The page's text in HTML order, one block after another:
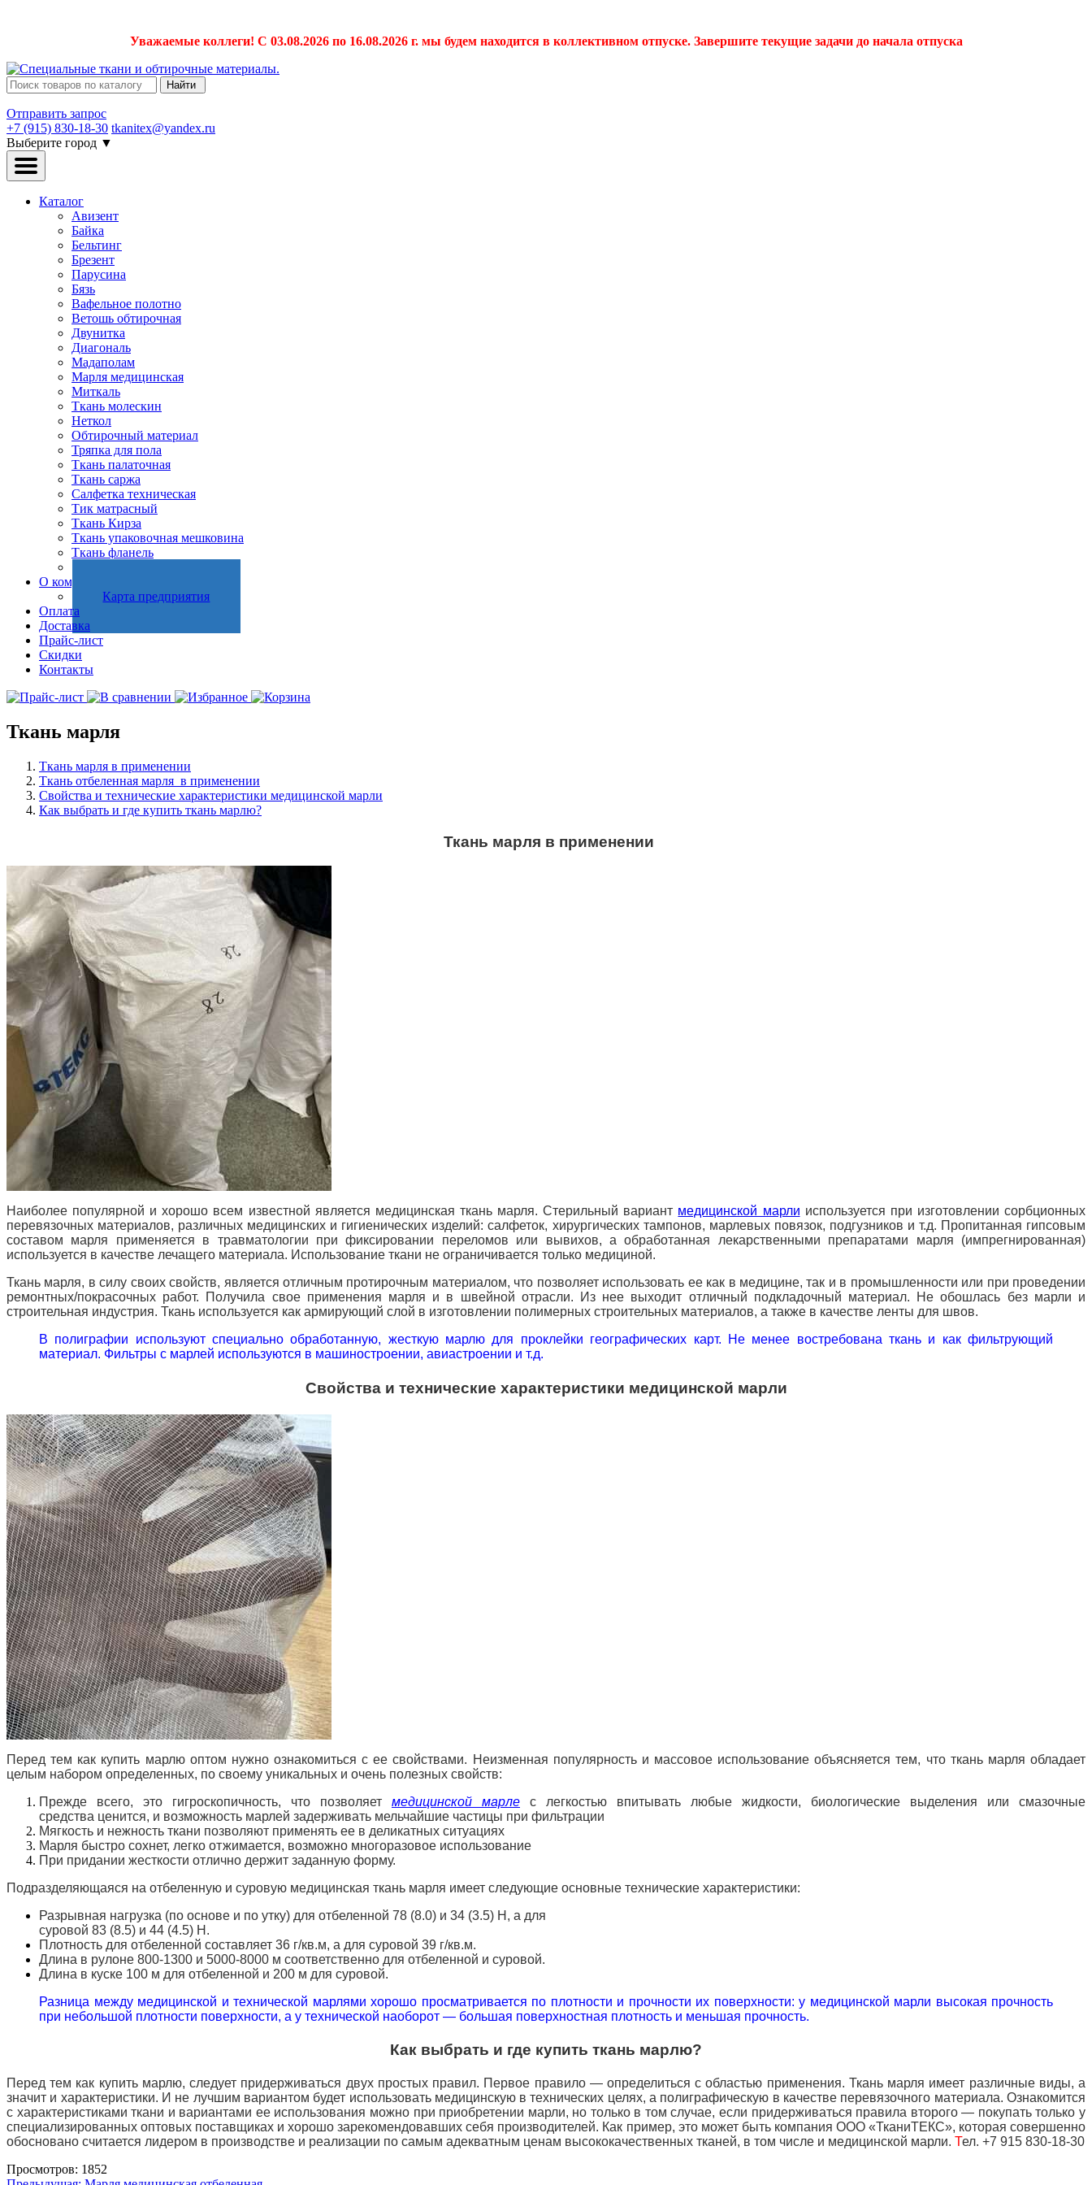
Уважаемые коллеги! С 03.08.2026 по 16.08.2026 г. мы будем находится в коллективном отпуске. Завершите текущие задачи до начала отпуска
Найти
Отправить запрос
+7 (915) 830-18-30 tkanitex@yandex.ru
Выберите город ▼
Каталог
Авизент
Байка
Бельтинг
Брезент
Парусина
Бязь
Вафельное полотно
Ветошь обтирочная
Двунитка
Диагональ
Мадаполам
Марля медицинская
Миткаль
Ткань молескин
Неткол
Обтирочный материал
Тряпка для пола
Ткань палаточная
Ткань саржа
Салфетка техническая
Тик матрасный
Ткань Кирза
Ткань упаковочная мешковина
Ткань фланель
О компании
Карта предприятия
Оплата
Доставка
Прайс-лист
Скидки
Контакты
Ткань марля
Ткань марля в применении
Ткань отбеленная марля в применении
Свойства и технические характеристики медицинской марли
Как выбрать и где купить ткань марлю?
Ткань марля в применении
Наиболее популярной и хорошо всем известной является медицинская ткань марля. Стерильный вариант медицинской марли используется при изготовлении сорбционных
перевязочных материалов, различных медицинских и гигиенических изделий: салфеток, хирургических тампонов, марлевых повязок, подгузников и т.д. Пропитанная гипсовым
составом марля применяется в травматологии при фиксировании переломов или вывихов, а обработанная лекарственными препаратами марля (импрегнированная)
используется в качестве лечащего материала. Использование ткани не ограничивается только медициной.
Ткань марля, в силу своих свойств, является отличным протирочным материалом, что позволяет использовать ее как в медицине, так и в промышленности или при проведении
ремонтных/покрасочных работ. Получила свое применения марля и в швейной отрасли. Из нее выходит отличный подкладочный материал. Не обошлась без марли и
строительная индустрия. Ткань используется как армирующий слой в изготовлении полимерных строительных материалов, а также в качестве ленты для швов.
В полиграфии используют специально обработанную, жесткую марлю для проклейки географических карт. Не менее востребована ткань и как фильтрующий
материал. Фильтры с марлей используются в машиностроении, авиастроении и т.д.
Свойства и технические характеристики медицинской марли
Перед тем как купить марлю оптом нужно ознакомиться с ее свойствами. Неизменная популярность и массовое использование объясняется тем, что ткань марля обладает
целым набором определенных, по своему уникальных и очень полезных свойств:
Прежде всего, это гигроскопичность, что позволяет медицинской марле с легкостью впитывать любые жидкости, биологические выделения или смазочные
средства ценится, и возможность марлей задерживать мельчайшие частицы при фильтрации
Мягкость и нежность ткани позволяют применять ее в деликатных ситуациях
Марля быстро сохнет, легко отжимается, возможно многоразовое использование
При придании жесткости отлично держит заданную форму.
Подразделяющаяся на отбеленную и суровую медицинская ткань марля имеет следующие основные технические характеристики:
Разрывная нагрузка (по основе и по утку) для отбеленной 78 (8.0) и 34 (3.5) Н, а для
суровой 83 (8.5) и 44 (4.5) Н.
Плотность для отбеленной составляет 36 г/кв.м, а для суровой 39 г/кв.м.
Длина в рулоне 800-1300 и 5000-8000 м соответственно для отбеленной и суровой.
Длина в куске 100 м для отбеленной и 200 м для суровой.
Разница между медицинской и технической марлями хорошо просматривается по плотности и прочности их поверхности: у медицинской марли высокая прочность
при небольшой плотности поверхности, а у технической наоборот — большая поверхностная плотность и меньшая прочность.
Как выбрать и где купить ткань марлю?
Перед тем как купить марлю, следует придерживаться двух простых правил. Первое правило — определиться с областью применения. Ткань марля имеет различные виды, а
значит и характеристики. И не лучшим вариантом будет использовать медицинскую в технических целях, а полиграфическую в качестве перевязочного материала. Ознакомится
с характеристиками ткани и вариантами ее использования можно при приобретении марли, но только в том случае, если придерживаться правила второго — покупать только у
специализированных оптовых поставщиках и хорошо зарекомендовавших себя производителей. Как пример, это может быть компания ООО «ТканиТЕКС», которая совершенно
обосновано считается лидером в производстве и реализации по самым адекватным ценам высококачественных тканей, в том числе и медицинской марли. Тел. +7 915 830-18-30
Просмотров: 1852